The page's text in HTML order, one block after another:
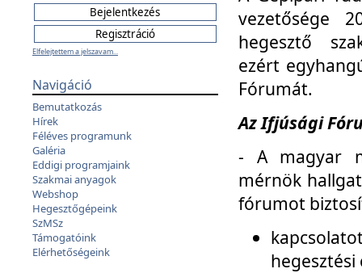
Elfelejtettem a jelszavam...
Navigáció
Bemutatkozás
Hírek
Féléves programunk
Galéria
Eddigi programjaink
Szakmai anyagok
Webshop
Hegesztőgépeink
SzMSz
Támogatóink
Elérhetőségeink
vezetősége
hegesztő
ezért
Fórumát.
Az Ifjúsági
- A magyar
mérnök
fórumot